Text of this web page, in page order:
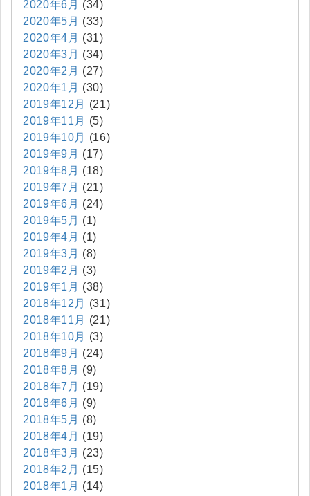
2020年6月 (34)
2020年5月 (33)
2020年4月 (31)
2020年3月 (34)
2020年2月 (27)
2020年1月 (30)
2019年12月
(21)
2019年11月
(5)
2019年10月
(16)
2019年9月 (17)
2019年8月 (18)
2019年7月 (21)
2019年6月 (24)
2019年5月 (1)
2019年4月 (1)
2019年3月 (8)
2019年2月 (3)
2019年1月 (38)
2018年12月
(31)
2018年11月
(21)
2018年10月
(3)
2018年9月 (24)
2018年8月 (9)
2018年7月 (19)
2018年6月 (9)
2018年5月 (8)
2018年4月 (19)
2018年3月 (23)
2018年2月 (15)
2018年1月 (14)